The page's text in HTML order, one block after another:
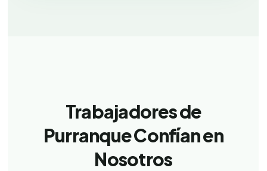
Trabajadores de
Purranque Confían en
Nosotros